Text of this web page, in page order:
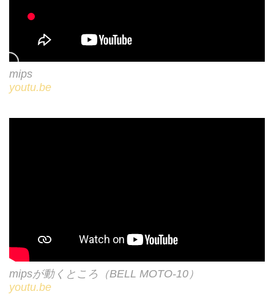
mips
youtu.be
mipsが動くところ（BELL MOTO-10）
youtu.be